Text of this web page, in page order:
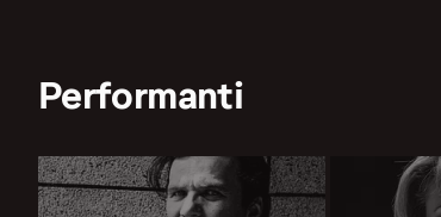
Performanti